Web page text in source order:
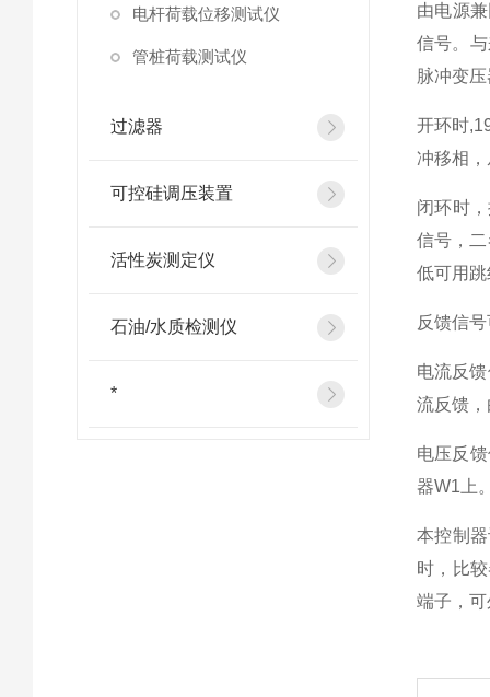
电杆荷载位移测试仪
管桩荷载测试仪
过滤器
可控硅调压装置
活性炭测定仪
石油/水质检测仪
*
由电源
信号。
脉冲变
开环时
冲移相
闭环时
信号，
低可用
反馈信
电流反
流反馈
电压反
器W1上
本控制
时，比
端子，